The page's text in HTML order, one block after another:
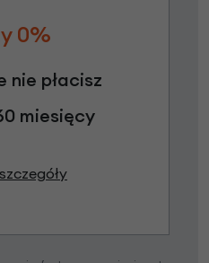
0%
nie płacisz
miesięcy